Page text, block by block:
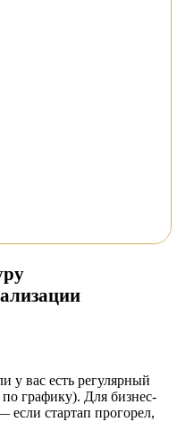
у вас есть регулярный
графику). Для бизнес-
если стартап прогорел,